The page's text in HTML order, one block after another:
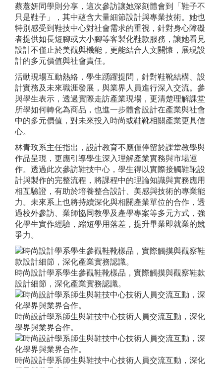
蔡薏妍同學則分享，這次參訪讓她深刻體會到「鞋子不
只是鞋子」，其中蘊含大量細節設計與專業技術。她也
特別感受到鞋技中心對社會需求的重視，針對身心障礙
者提供如長短腳或大小腳等客製化鞋款服務，讓她看見
設計不僅止於美觀與機能，更能結合人文關懷，展現設
計的多元價值與社會責任。
活動現場互動熱絡，學生踴躍提問，針對鞋靴結構、設
計實務及未來職涯發展，與業界人員進行深入交流。參
與學生表示，透過實際走訪產業現場，更清楚理解課堂
所學如何轉化為商品，也進一步體會設計在產業與社會
中的多元價值，對未來投入時尚或鞋靴相關產業更具信
心。
林青玫系主任指出，設計教育不應僅停留於課堂教學與
作品呈現，更應引導學生深入理解產業實務與市場運
作。透過此次參訪鞋技中心，學生得以實際接觸鞋靴設
計與製作的完整流程，將課程中的理論知識與實務應用
相互驗證，有助於培養整合設計、美感與技術的專業能
力。未來系上也將持續深化與相關產業單位的合作，透
過校外參訪、業師協同教學及產學專案等多元方式，強
化學生實作經驗，縮短學用落差，提升畢業即就業的競
爭力。
時尚設計學系學生參觀鞋靴樣品，實際觸摸與觀察鞋款
設計細節，深化產業實務認識。
時尚設計學系師生與鞋技中心技術人員交流互動，深化
學界與業界合作。
時尚設計學系師生與鞋技中心技術人員交流互動，深化